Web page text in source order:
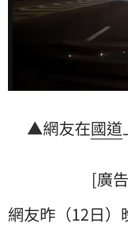
▲網友在國道
[廣
網友昨（12日）